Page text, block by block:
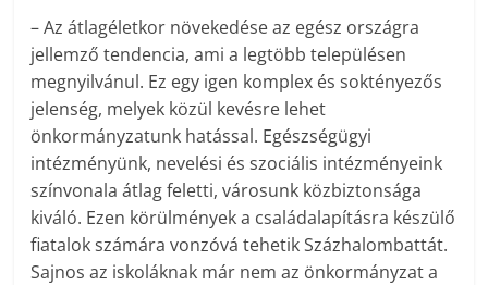
– Az átlagéletkor növekedése az egész országra
jellemző tendencia, ami a legtöbb településen
megnyilvánul. Ez egy igen komplex és soktényezős
jelenség, melyek közül kevésre lehet
önkormányzatunk hatással. Egészségügyi
intézményünk, nevelési és szociális intézményeink
színvonala átlag feletti, városunk közbiztonsága
kiváló. Ezen körülmények a családalapításra készülő
fiatalok számára vonzóvá tehetik Százhalombattát.
Sajnos az iskoláknak már nem az önkormányzat a